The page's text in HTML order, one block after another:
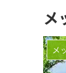
メ
メ